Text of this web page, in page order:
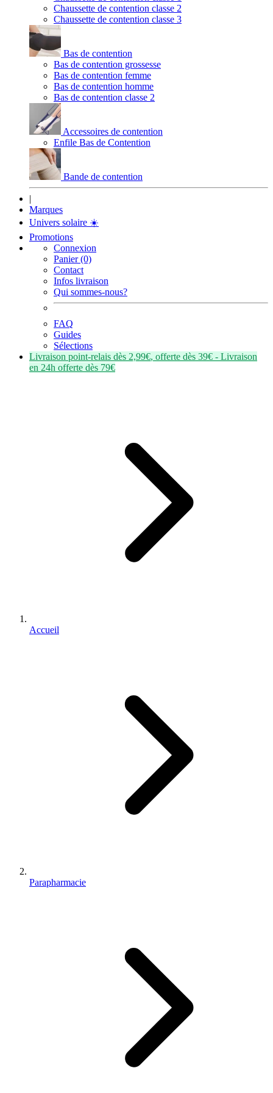
Chaussette de contention classe 2
Chaussette de contention classe 3
Bas de contention
Bas de contention grossesse
Bas de contention femme
Bas de contention homme
Bas de contention classe 2
Accessoires de contention
Enfile Bas de Contention
Bande de contention
|
Marques
Univers solaire ☀️
Promotions
Connexion
Panier (0)
Contact
Infos livraison
Qui sommes-nous?
FAQ
Guides
Sélections
Livraison point-relais dès 2,99€, offerte dès 39€ - Livraison
en 24h offerte dès 79€
Accueil
Parapharmacie